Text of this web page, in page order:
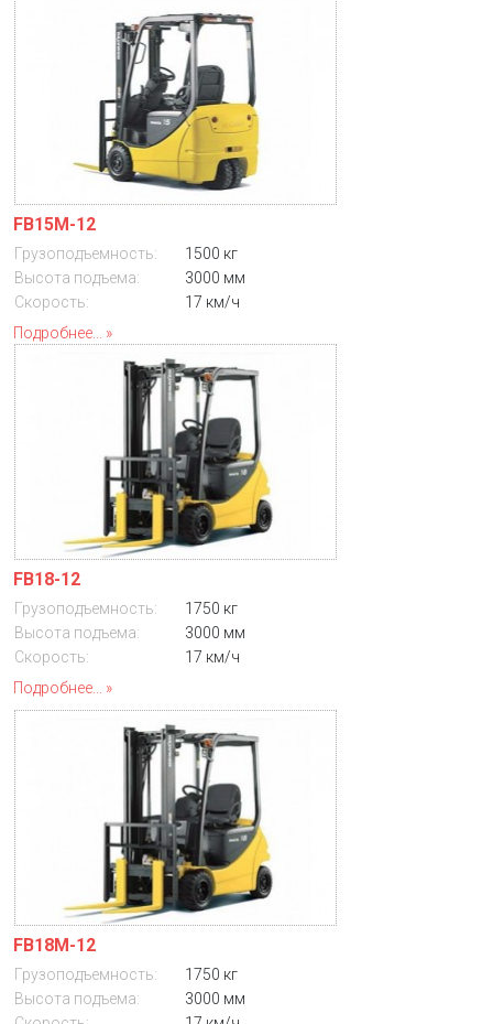
FB15M-12
Грузоподъемность:
1500 кг
Высота подъема:
3000 мм
Скорость:
17 км/ч
Подробнее...
FB18-12
Грузоподъемность:
1750 кг
Высота подъема:
3000 мм
Скорость:
17 км/ч
Подробнее...
FB18M-12
Грузоподъемность:
1750 кг
Высота подъема:
3000 мм